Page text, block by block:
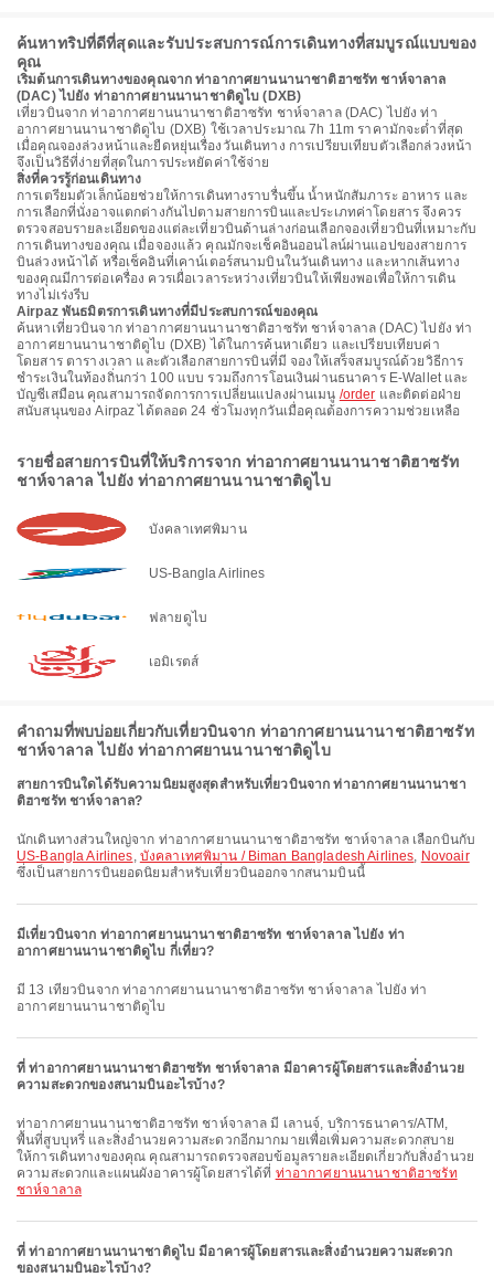
ค้นหาทริปที่ดีที่สุดและรับประสบการณ์การเดินทางที่สมบูรณ์แบบของ
คุณ
เริ่มต้นการเดินทางของคุณจาก ท่าอากาศยานนานาชาติฮาซรัท ชาห์จาลาล
(DAC) ไปยัง ท่าอากาศยานนานาชาติดูไบ (DXB)
เที่ยวบินจาก ท่าอากาศยานนานาชาติฮาซรัท ชาห์จาลาล (DAC) ไปยัง ท่า
อากาศยานนานาชาติดูไบ (DXB) ใช้เวลาประมาณ 7h 11m ราคามักจะต่ำที่สุด
เมื่อคุณจองล่วงหน้าและยืดหยุ่นเรื่องวันเดินทาง การเปรียบเทียบตัวเลือกล่วงหน้า
จึงเป็นวิธีที่ง่ายที่สุดในการประหยัดค่าใช้จ่าย
สิ่งที่ควรรู้ก่อนเดินทาง
การเตรียมตัวเล็กน้อยช่วยให้การเดินทางราบรื่นขึ้น น้ำหนักสัมภาระ อาหาร และ
การเลือกที่นั่งอาจแตกต่างกันไปตามสายการบินและประเภทค่าโดยสาร จึงควร
ตรวจสอบรายละเอียดของแต่ละเที่ยวบินด้านล่างก่อนเลือกจองเที่ยวบินที่เหมาะกับ
การเดินทางของคุณ เมื่อจองแล้ว คุณมักจะเช็คอินออนไลน์ผ่านแอปของสายการ
บินล่วงหน้าได้ หรือเช็คอินที่เคาน์เตอร์สนามบินในวันเดินทาง และหากเส้นทาง
ของคุณมีการต่อเครื่อง ควรเผื่อเวลาระหว่างเที่ยวบินให้เพียงพอเพื่อให้การเดิน
ทางไม่เร่งรีบ
Airpaz พันธมิตรการเดินทางที่มีประสบการณ์ของคุณ
ค้นหาเที่ยวบินจาก ท่าอากาศยานนานาชาติฮาซรัท ชาห์จาลาล (DAC) ไปยัง ท่า
อากาศยานนานาชาติดูไบ (DXB) ได้ในการค้นหาเดียว และเปรียบเทียบค่า
โดยสาร ตารางเวลา และตัวเลือกสายการบินที่มี จองให้เสร็จสมบูรณ์ด้วยวิธีการ
ชำระเงินในท้องถิ่นกว่า 100 แบบ รวมถึงการโอนเงินผ่านธนาคาร E-Wallet และ
บัญชีเสมือน คุณสามารถจัดการการเปลี่ยนแปลงผ่านเมนู /order และติดต่อฝ่าย
สนับสนุนของ Airpaz ได้ตลอด 24 ชั่วโมงทุกวันเมื่อคุณต้องการความช่วยเหลือ
รายชื่อสายการบินที่ให้บริการจาก ท่าอากาศยานนานาชาติฮาซรัท
ชาห์จาลาล ไปยัง ท่าอากาศยานนานาชาติดูไบ
บังคลาเทศพิมาน
US-Bangla Airlines
ฟลายดูไบ
เอมิเรตส์
คำถามที่พบบ่อยเกี่ยวกับเที่ยวบินจาก ท่าอากาศยานนานาชาติฮาซรัท
ชาห์จาลาล ไปยัง ท่าอากาศยานนานาชาติดูไบ
สายการบินใดได้รับความนิยมสูงสุดสำหรับเที่ยวบินจาก ท่าอากาศยานนานาชา
ติฮาซรัท ชาห์จาลาล?
นักเดินทางส่วนใหญ่จาก ท่าอากาศยานนานาชาติฮาซรัท ชาห์จาลาล เลือกบินกับ
US-Bangla Airlines, บังคลาเทศพิมาน / Biman Bangladesh Airlines, Novoair
ซึ่งเป็นสายการบินยอดนิยมสำหรับเที่ยวบินออกจากสนามบินนี้
มีเที่ยวบินจาก ท่าอากาศยานนานาชาติฮาซรัท ชาห์จาลาล ไปยัง ท่า
อากาศยานนานาชาติดูไบ กี่เที่ยว?
มี 13 เที่ยวบินจาก ท่าอากาศยานนานาชาติฮาซรัท ชาห์จาลาล ไปยัง ท่า
อากาศยานนานาชาติดูไบ
ที่ ท่าอากาศยานนานาชาติฮาซรัท ชาห์จาลาล มีอาคารผู้โดยสารและสิ่งอำนวย
ความสะดวกของสนามบินอะไรบ้าง?
ท่าอากาศยานนานาชาติฮาซรัท ชาห์จาลาล มี เลานจ์, บริการธนาคาร/ATM,
พื้นที่สูบบุหรี่ และสิ่งอำนวยความสะดวกอีกมากมายเพื่อเพิ่มความสะดวกสบาย
ให้การเดินทางของคุณ คุณสามารถตรวจสอบข้อมูลรายละเอียดเกี่ยวกับสิ่งอำนวย
ความสะดวกและแผนผังอาคารผู้โดยสารได้ที่ ท่าอากาศยานนานาชาติฮาซรัท
ชาห์จาลาล
ที่ ท่าอากาศยานนานาชาติดูไบ มีอาคารผู้โดยสารและสิ่งอำนวยความสะดวก
ของสนามบินอะไรบ้าง?